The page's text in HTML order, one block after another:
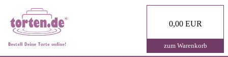
0,00 EUR
zum Warenkorb